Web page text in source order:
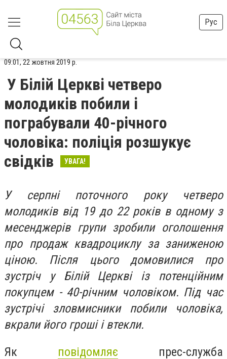
Рус
09:01, 22 жовтня 2019 р.
У Білій Церкві четверо
молодиків побили і
пограбували 40-річного
чоловіка: поліція розшукує
свідків
УВАГА!
У серпні поточного року четверо
молодиків від 19 до 22 років в одному з
месенджерів групи зробили оголошення
про продаж квадроциклу за заниженою
ціною. Після цього домовилися про
зустріч у Білій Церкві із потенційним
покупцем - 40-річним чоловіком. Під час
зустрічі зловмисники побили чоловіка,
вкрали його гроші і втекли.
Як повідомляє прес-служба